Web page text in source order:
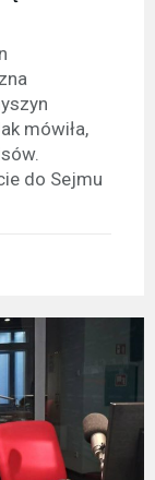
mówiła,
do Sejmu